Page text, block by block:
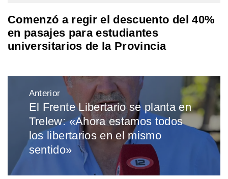
Comenzó a regir el descuento del 40%
en pasajes para estudiantes
universitarios de la Provincia
Navegación
entradas
Anterior
Entrada
anterior:
El Frente Libertario se planta en
Trelew: «Ahora estamos todos
los libertarios en el mismo
sentido»